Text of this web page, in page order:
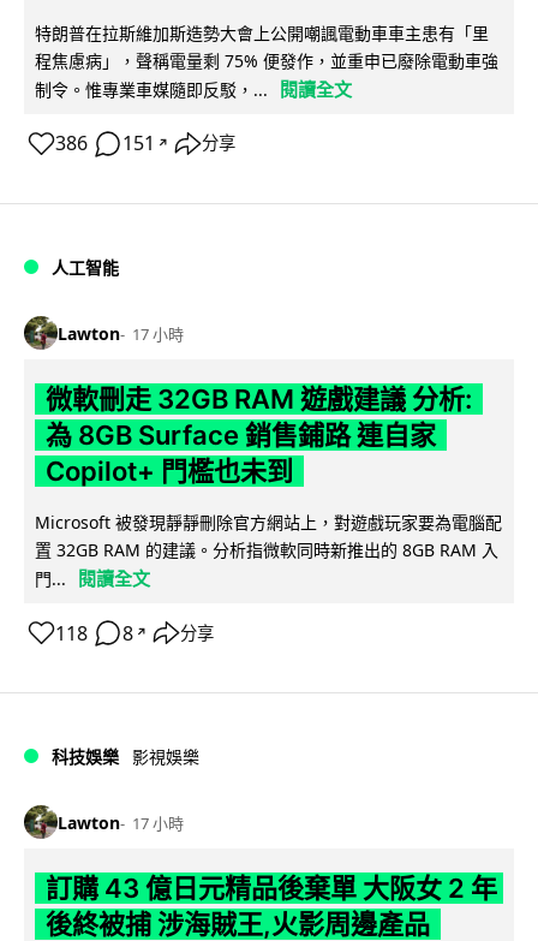
特朗普在拉斯維加斯造勢大會上公開嘲諷電動車車主患有「里
程焦慮病」，聲稱電量剩 75% 便發作，並重申已廢除電動車強
制令。惟專業車媒隨即反駁，...
閱讀全文
386 151 ↗ 分享
人工智能
Lawton 17 小時
微軟刪走 32GB RAM 遊戲建議 分析:
為 8GB Surface 銷售鋪路 連自家
Copilot+ 門檻也未到
Microsoft 被發現靜靜刪除官方網站上，對遊戲玩家要為電腦配
置 32GB RAM 的建議。分析指微軟同時新推出的 8GB RAM 入
門...
閱讀全文
118 8 ↗ 分享
科技娛樂 影視娛樂
Lawton 17 小時
訂購 43 億日元精品後棄單 大阪女 2 年
後終被捕 涉海賊王,火影周邊產品